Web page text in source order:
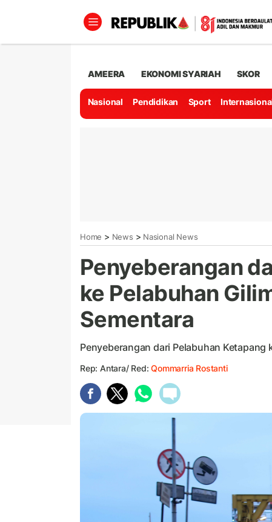
AMEERA EKONOMI SYARIAH SKOR
Nasional Pendidikan Sport
Home > News > Nasional News
Penyeberangan
ke Pelabuhan
Sementara
Penyeberangan dari Pelabuhan
Rep: Antara/ Red:Qommarria Rostanti